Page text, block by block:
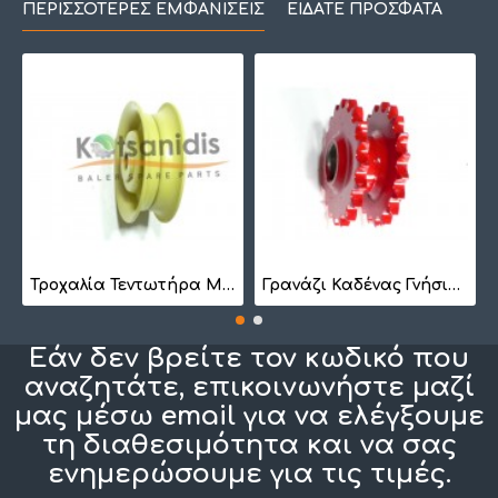
ΠΕΡΙΣΣΌΤΕΡΕΣ ΕΜΦΑΝΊΣΕΙΣ ΕΊΔΑΤΕ ΠΡΌΣΦΑΤΑ
Τροχαλία Τεντωτήρα Μικρή BS 1022 Γρανάζι Καδένας Γνήσιο 1257410201
Εάν δεν βρείτε τον κωδικό που
αναζητάτε, επικοινωνήστε μαζί
μας μέσω email για να ελέγξουμε
τη διαθεσιμότητα και να σας
ενημερώσουμε για τις τιμές.